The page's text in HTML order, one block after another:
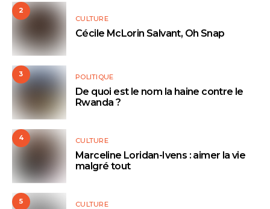
2
CULTURE
Cécile McLorin Salvant, Oh Snap
3 POLITIQUE
De quoi est le nom la haine contre le
Rwanda ?
4 CULTURE
Marceline Loridan-Ivens : aimer la vie
malgré tout
5 CULTURE